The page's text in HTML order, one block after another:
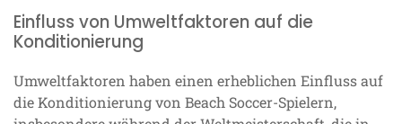
Einfluss von Umweltfaktoren auf die
Konditionierung
Umweltfaktoren haben einen erheblichen Einfluss auf
die Konditionierung von Beach Soccer-Spielern,